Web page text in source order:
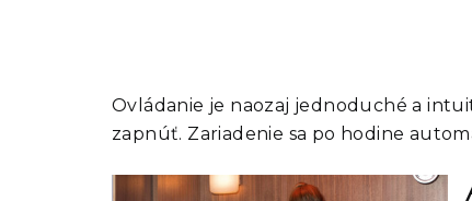
Ovládanie je naozaj jednoduché a
zapnúť. Zariadenie sa po hodine